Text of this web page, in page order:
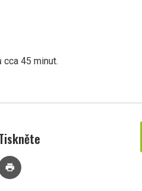
cca 45 minut.
print